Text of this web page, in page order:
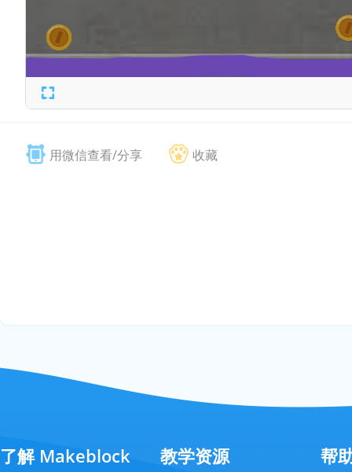
用微信查看/分享 收藏
了解 Makeblock 教学资源 帮